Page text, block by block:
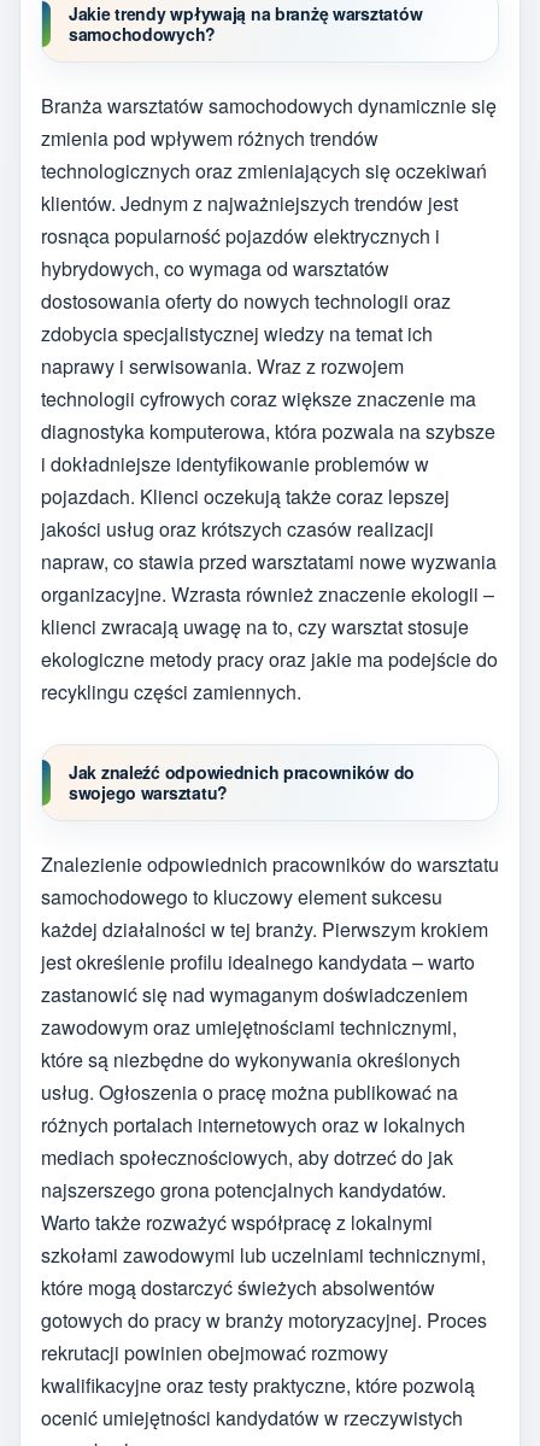
Jakie trendy wpływają na branżę warsztatów
samochodowych?
Branża warsztatów samochodowych dynamicznie się
zmienia pod wpływem różnych trendów
technologicznych oraz zmieniających się oczekiwań
klientów. Jednym z najważniejszych trendów jest
rosnąca popularność pojazdów elektrycznych i
hybrydowych, co wymaga od warsztatów
dostosowania oferty do nowych technologii oraz
zdobycia specjalistycznej wiedzy na temat ich
naprawy i serwisowania. Wraz z rozwojem
technologii cyfrowych coraz większe znaczenie ma
diagnostyka komputerowa, która pozwala na szybsze
i dokładniejsze identyfikowanie problemów w
pojazdach. Klienci oczekują także coraz lepszej
jakości usług oraz krótszych czasów realizacji
napraw, co stawia przed warsztatami nowe wyzwania
organizacyjne. Wzrasta również znaczenie ekologii –
klienci zwracają uwagę na to, czy warsztat stosuje
ekologiczne metody pracy oraz jakie ma podejście do
recyklingu części zamiennych.
Jak znaleźć odpowiednich pracowników do
swojego warsztatu?
Znalezienie odpowiednich pracowników do warsztatu
samochodowego to kluczowy element sukcesu
każdej działalności w tej branży. Pierwszym krokiem
jest określenie profilu idealnego kandydata – warto
zastanowić się nad wymaganym doświadczeniem
zawodowym oraz umiejętnościami technicznymi,
które są niezbędne do wykonywania określonych
usług. Ogłoszenia o pracę można publikować na
różnych portalach internetowych oraz w lokalnych
mediach społecznościowych, aby dotrzeć do jak
najszerszego grona potencjalnych kandydatów.
Warto także rozważyć współpracę z lokalnymi
szkołami zawodowymi lub uczelniami technicznymi,
które mogą dostarczyć świeżych absolwentów
gotowych do pracy w branży motoryzacyjnej. Proces
rekrutacji powinien obejmować rozmowy
kwalifikacyjne oraz testy praktyczne, które pozwolą
ocenić umiejętności kandydatów w rzeczywistych